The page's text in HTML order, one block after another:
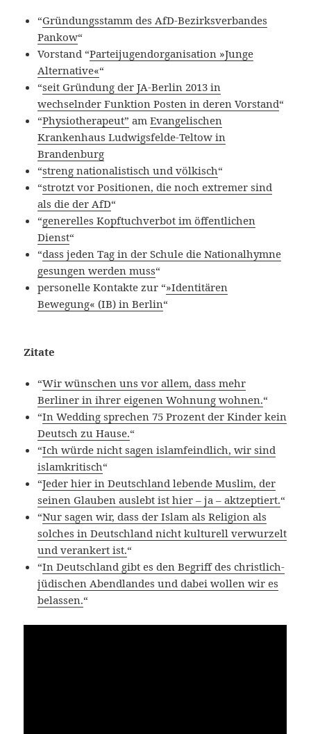
“Gründungsstamm des AfD-Bezirksverbandes
Pankow“
Vorstand “Parteijugendorganisation »Junge
Alternative«“
“seit Gründung der JA-Berlin 2013 in
wechselnder Funktion Posten in deren Vorstand“
“Physiotherapeut” amEvangelischen
Krankenhaus Ludwigsfelde-Teltow in
Brandenburg
“streng nationalistisch und völkisch“
“strotzt vor Positionen, die noch extremer sind
als die der AfD“
“generelles Kopftuchverbot im öffentlichen
Dienst“
“dass jeden Tag in der Schule die Nationalhymne
gesungen werden muss“
personelle Kontakte zur “»Identitären
Bewegung« (IB) in Berlin“
Zitate
“Wir wünschen uns vor allem, dass mehr
Berliner in ihrer eigenen Wohnung wohnen.“
“In Wedding sprechen 75 Prozent der Kinder kein
Deutsch zu Hause.“
“Ich würde nicht sagen islamfeindlich, wir sind
islamkritisch“
“Jeder hier in Deutschland lebende Muslim, der
seinen Glauben auslebt ist hier – ja – aktzeptiert.“
“Nur sagen wir, dass der Islam als Religion als
solches in Deutschland nicht kulturell verwurzelt
und verankert ist.“
“In Deutschland gibt es den Begriff des christlich-
jüdischen Abendlandes und dabei wollen wir es
belassen.“